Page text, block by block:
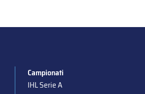
Campionati
IHL Serie A